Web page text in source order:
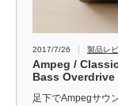
2017/7/26 製品レ
Ampeg /
Bass Overdrive
足下でAmpegサウ